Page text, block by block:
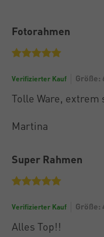
Fotorahmen
Verifizierter Kauf Größe:
Tolle Ware,
Martina
Super Rahmen
Verifizierter Kauf Größe:
Alles Top!!